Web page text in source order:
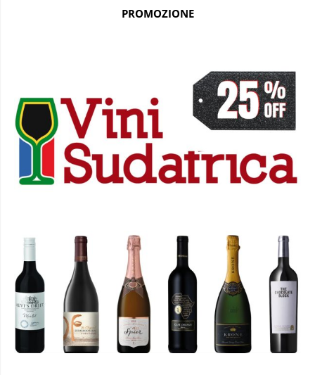
PROMOZIONE